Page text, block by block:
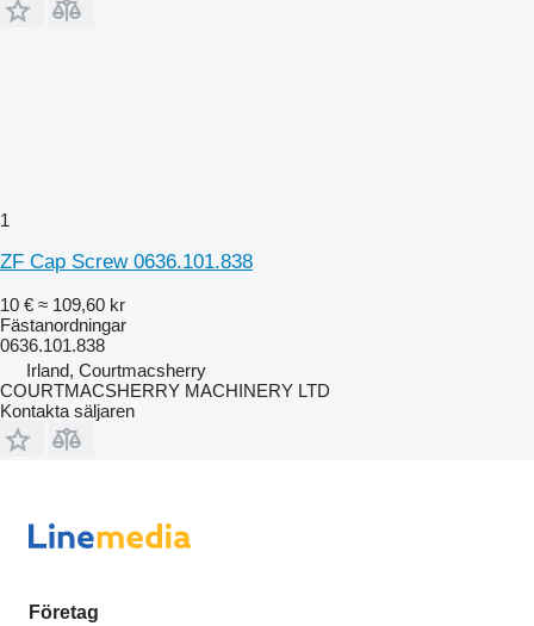
1
ZF Cap Screw 0636.101.838
10 € ≈ 109,60 kr
Fästanordningar
0636.101.838
Irland, Courtmacsherry
COURTMACSHERRY MACHINERY LTD
Kontakta säljaren
Företag